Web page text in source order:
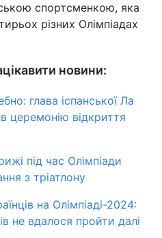
спортсменкою, яка
різних Олімпіадах
новини:
глава іспанської Ла
церемонію відкриття
під час Олімпіади
з тріатлону
на Олімпіаді-2024:
не вдалося пройти далі